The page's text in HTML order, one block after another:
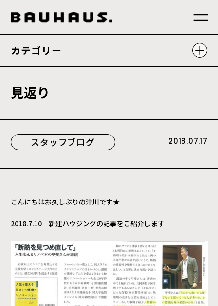
スタッフブログ 2018.07.17
見返り
カテゴリー
こんにちはお久しぶりの津川です★
2018.7.10 新建ハウジングの記事をご紹介します